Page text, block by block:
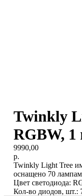
Twinkly
RGBW, 1
9990,00
р.
Twinkly Light Tree
оснащено 70
Цвет светодиода:
Кол-во диодов, шт.: